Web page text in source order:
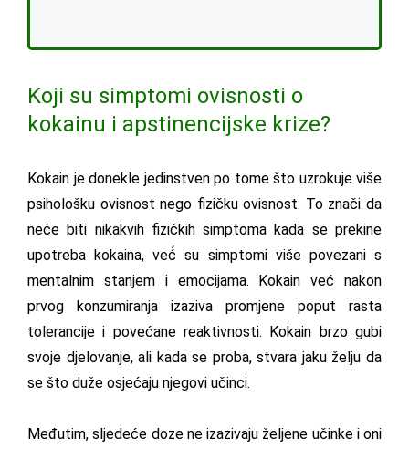
Koji su simptomi ovisnosti o
kokainu i apstinencijske krize?
Kokain je donekle jedinstven po tome što uzrokuje više
psihološku ovisnost nego fizičku ovisnost. To znači da
neće biti nikakvih fizičkih simptoma kada se prekine
upotreba kokaina, već́ su simptomi više povezani s
mentalnim stanjem i emocijama. Kokain već nakon
prvog konzumiranja izaziva promjene poput rasta
tolerancije i povećane reaktivnosti. Kokain brzo gubi
svoje djelovanje, ali kada se proba, stvara jaku želju da
se što duže osjećaju njegovi učinci.
Međutim, sljedeće doze ne izazivaju željene učinke i oni